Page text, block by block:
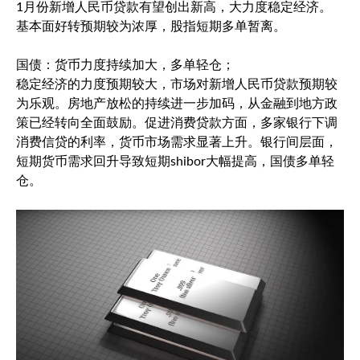
1月份新增人民币贷款有望创出新高，大力度稳定经济。
基本面好转预期较为浓厚，股指短期多单暂离。
国债：货币力度持续加大，多单轻仓；
稳定经济的力度预期较大，市场对新增人民币贷款预期较
为乐观。房地产放松的持续进一步加码，从金融到地方政
策已经转向全面鼓励。促进消费贷款方面，多家银行下调
消费信贷的利率，货币市场需求显著上升。银行间层面，
短期货币需求回升导致短期shibor大幅提高，国债多单轻
仓。